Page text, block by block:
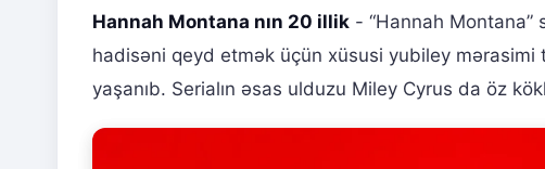
Hannah Montana nın 20 illik - “Hannah Montana”
hadisəni qeyd etmək üçün xüsusi yubiley mərasimi
yaşanıb. Serialın əsas ulduzu Miley Cyrus da öz